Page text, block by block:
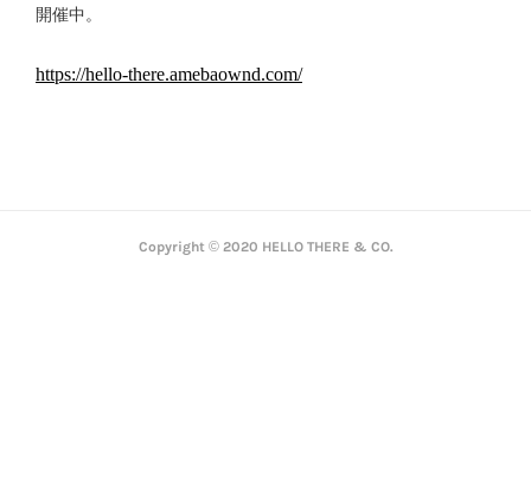
開催中。
Copyright © 2020 HELLO THERE & CO.